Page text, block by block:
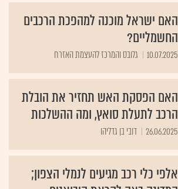
האם ישראל מוכנה למהפכת הרכבים
החשמליים?
10.07.2025 גלובס והמרכז להעצמת האזרח
האם הפסקת האש תחזיר את הובלת
הרכב לתעלת סואץ, ומה ההשלכות
26.06.2025 דובי בן גדליהו
אלפי כלי רכב מגיעים לנמלי הצפון;